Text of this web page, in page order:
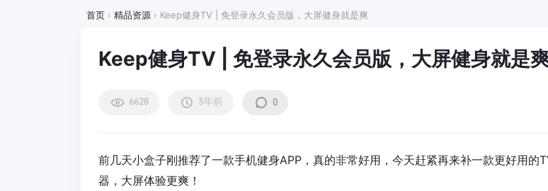
首页 › 精品资源 › Keep健身TV | 免登录永久会员版，大屏健身就是爽
Keep健身TV | 免登录永久会员版，大屏健身就是
6628 3年前 0
前几天小盒子刚推荐了一款手机健身APP，真的非常好用，今天赶紧再来补一款更好用的
器，大屏体验更爽！